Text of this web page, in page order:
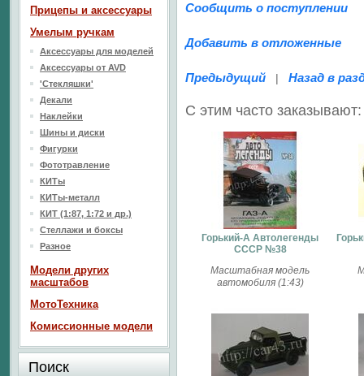
Сообщить о поступлении
Добавить в отложенные
Предыдущий | Назад в
С этим часто заказывают:
Горький-А Автолегенды
СССР №38
Масштабная модель
автомобиля (1:43)
Прицепы и аксессуары
Умелым ручкам
Аксессуары для моделей
Аксессуары от AVD
'Стекляшки'
Декали
Наклейки
Шины и диски
Фигурки
Фототравление
КИТы
КИТы-металл
КИТ (1:87, 1:72 и др.)
Стеллажи и боксы
Разное
Модели других
масштабов
МотоТехника
Комиссионные модели
Поиск